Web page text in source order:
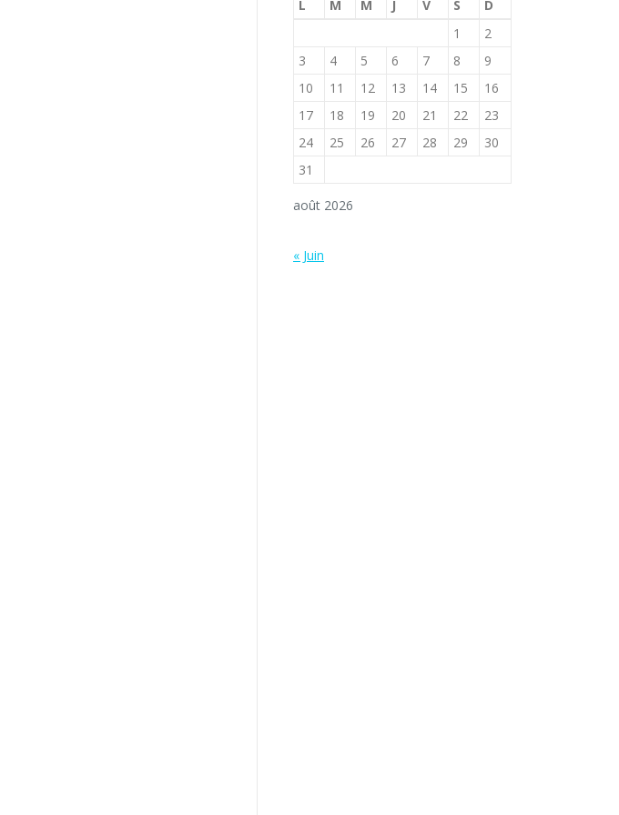
août 2026
L M M J V S
D
1
2
3
4 5 6 7 8
9
10
11 12 13 14 15
16
17
18 19 20 21 22
23
24
25 26 27 28 29
30
31
« Juin